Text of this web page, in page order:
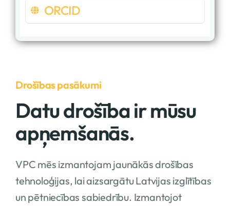
ORCID
Drošības pasākumi
Datu drošība ir mūsu
apņemšanās.
VPC mēs izmantojam jaunākās drošības
tehnoloģijas, lai aizsargātu Latvijas izglītības
un pētniecības sabiedrību. Izmantojot